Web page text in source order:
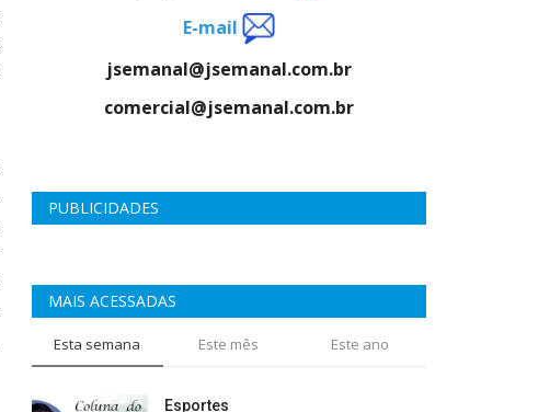
E-mail
jsemanal@jsemanal.com.br
comercial@jsemanal.com.br
PUBLICIDADES
MAIS ACESSADAS
Esta semana Este mês Este ano
Esportes